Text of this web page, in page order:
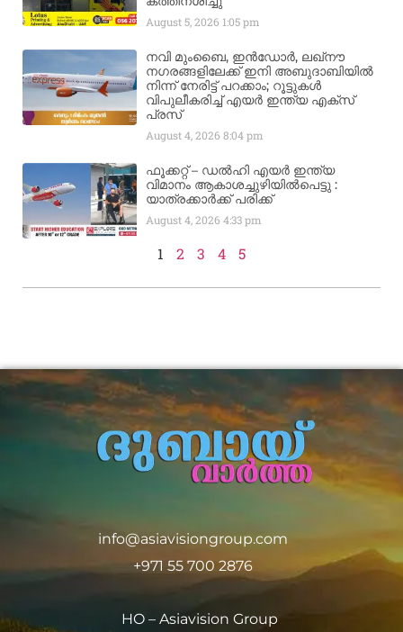
August 5, 2026 1:05 pm
നവി മുംബൈ, ഇൻഡോർ, ലഖ്നൗ
നഗരങ്ങളിലേക്ക് ഇനി അബുദാബിയിൽ
നിന്ന് നേരിട്ട് പറക്കാം; റൂട്ടുകൾ
വിപുലീകരിച്ച് എയർ ഇന്ത്യ എക്സ്
പ്രസ്
August 4, 20268:04 pm
ഫൂക്കറ്റ് – ഡൽഹി എയര്‍ ഇന്ത്യ
വിമാനം ആകാശച്ചുഴിയില്‍പെട്ടു :
യാത്രക്കാര്‍ക്ക് പരിക്ക്
August 4, 20264:33 pm
1 2 3 4 5
info@asiavisiongroup.com
+971 55 700 2876
HO – Asiavision Group